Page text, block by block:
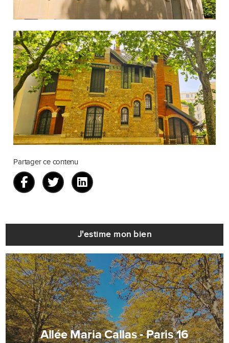
Partager ce contenu
J'estime mon bien
Allée Maria Callas - Paris 16